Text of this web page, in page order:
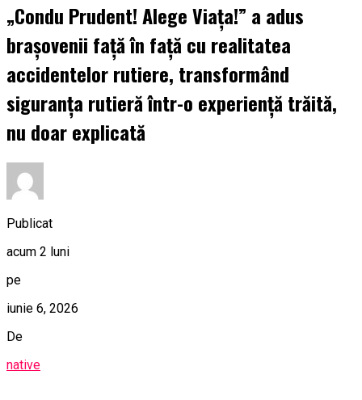
„Condu Prudent! Alege Viața!” a adus
brașovenii față în față cu realitatea
accidentelor rutiere, transformând
siguranța rutieră într-o experiență trăită,
nu doar explicată
Publicat
acum 2 luni
pe
iunie 6, 2026
De
native